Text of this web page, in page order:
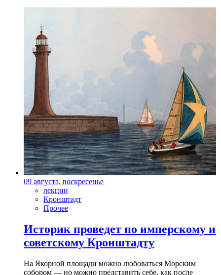
09 августа, воскресенье
лекции
Кронштадт
Прочее
Историк проведет по имперскому и
советскому Кронштадту
На Якорной площади можно любоваться Морским
собором — но можно представить себе, как после